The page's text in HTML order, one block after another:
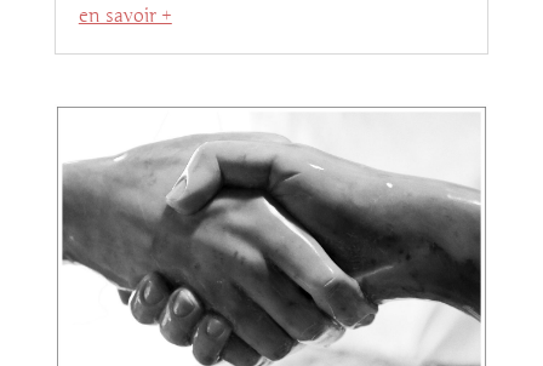
en savoir +